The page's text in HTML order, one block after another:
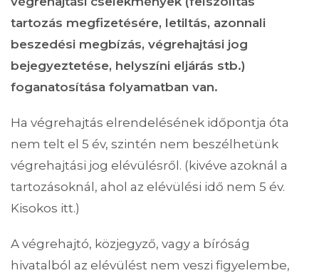
tartozás megfizetésére, letiltás, azonnali
beszedési megbízás, végrehajtási jog
bejegyeztetése, helyszíni eljárás stb.)
foganatosítása folyamatban van.
Ha végrehajtás elrendelésének időpontja óta
nem telt el 5 év, szintén nem beszélhetünk
végrehajtási jog elévülésről. (kivéve azoknál a
tartozásoknál, ahol az elévülési idő nem 5 év.
Kisokos itt.)
A végrehajtó, közjegyző, vagy a bíróság
hivatalból az elévülést nem veszi figyelembe,